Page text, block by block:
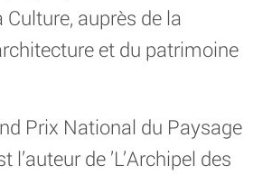
auprès de la
et du patrimoine
Prix National du Paysage
l’auteur de ’L’Archipel des